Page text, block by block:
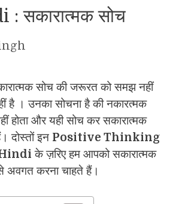
सकारात्मक सोच
सोच की जरूरत को समझ नहीं
है । उनका सोचना है की नकारत्मक
होता और यही सोच कर सकारात्मक
दोस्तों इन Positive Thinking
के ज़रिए हम आपको सकारात्मक
अवगत करना चाहते हैं।